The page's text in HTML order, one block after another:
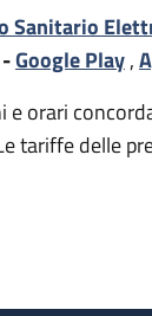
Sanitario
Google Play,
orari
tariffe delle